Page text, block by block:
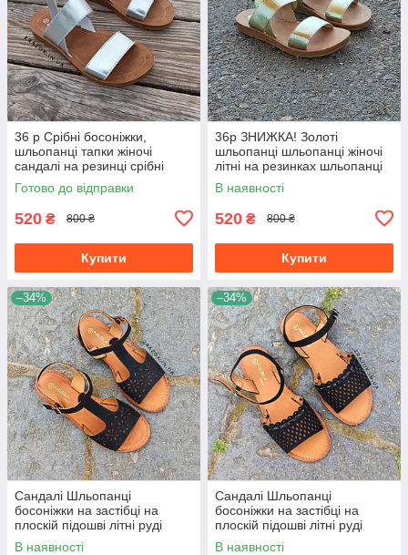
36 р Срібні босоніжки,
шльопанці тапки жіночі
сандалі на резинці срібні
босоніжки шльопанці тапки
сандалі
Готово до відправки
520 ₴ 800 ₴
Купити
36р ЗНИЖКА! Золоті
шльопанці шльопанці жіночі
літні на резинках шльопанці
шльопанці золотисті
В наявності
520 ₴ 800 ₴
Купити
–34%
Сандалі Шльопанці
босоніжки на застібці на
плоскій підошві літні руді
коричневі, чорні з візерунком
В наявності
–34%
Сандалі Шльопанці
босоніжки на застібці на
плоскій підошві літні руді
коричневі, чорні з візерунком
В наявності